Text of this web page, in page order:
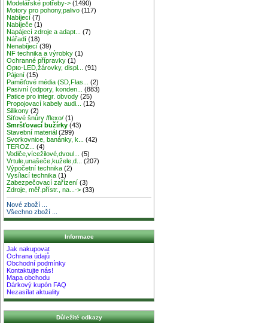
Modelářské potřeby-> (1490)
Motory pro pohony,palivo (117)
Nabíjecí (7)
Nabíječe (1)
Napájecí zdroje a adapt...
(7)
Nářadí (18)
Nenabíjecí (39)
NF technika a výrobky (1)
Ochranné přípravky (1)
Opto-LED,žárovky, displ...
(91)
Pájení (15)
Paměťové média (SD,Flas...
(2)
Pasivní (odpory, konden...
(883)
Patice pro integr. obvody (25)
Propojovací kabely audi...
(12)
Silikony (2)
Síťové šnůry /flexo/ (1)
Smršťovací bužírky (43)
Stavební materiál (299)
Svorkovnice, banánky, k...
(42)
TEROZ...
(4)
Vodiče,vícežilové,dvoul...
(5)
Vrtule,unašeče,kužele,d...
(207)
Výpočetní technika (2)
Vysílací technika (1)
Zabezpečovací zařízení (3)
Zdroje, měř.přístr., na...-> (33)
Nové zboží ...
Všechno zboží ...
Informace
Jak nakupovat
Ochrana údajů
Obchodní podmínky
Kontaktujte nás!
Mapa obchodu
Dárkový kupón FAQ
Nezasílat aktuality
Důležité odkazy